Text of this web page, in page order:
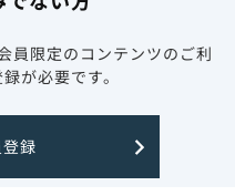
員限定のコンテンツのご利
が必要です。
録